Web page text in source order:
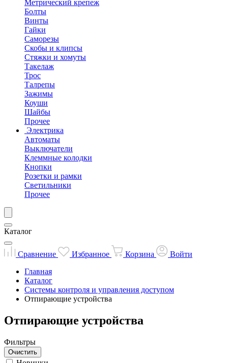
Метрический крепеж
Болты
Винты
Гайки
Саморезы
Скобы и клипсы
Стяжки и хомуты
Такелаж
Трос
Талрепы
Зажимы
Коуши
Шайбы
Прочее
Электрика
Автоматы
Выключатели
Клеммные колодки
Кнопки
Розетки и рамки
Светильники
Прочее
Каталог
Сравнение Избранное Корзина
Войти
Главная
Каталог
Системы контроля и управления доступом
Отпирающие устройства
Отпирающие устройства
Фильтры
Очистить